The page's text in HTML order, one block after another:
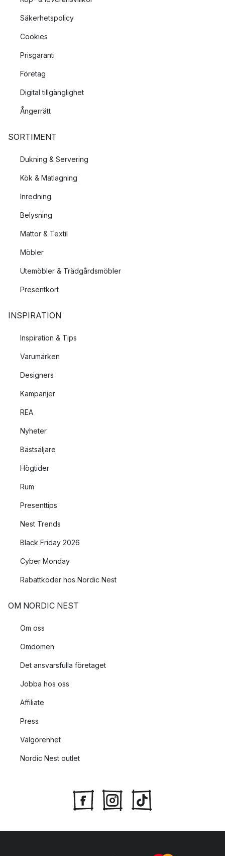
Säkerhetspolicy
Cookies
Prisgaranti
Företag
Digital tillgänglighet
Ångerrätt
SORTIMENT
Dukning & Servering
Kök & Matlagning
Inredning
Belysning
Mattor & Textil
Möbler
Utemöbler & Trädgårdsmöbler
Presentkort
INSPIRATION
Inspiration & Tips
Varumärken
Designers
Kampanjer
REA
Nyheter
Bästsäljare
Högtider
Rum
Presenttips
Nest Trends
Black Friday 2026
Cyber Monday
Rabattkoder hos Nordic Nest
OM NORDIC NEST
Om oss
Omdömen
Det ansvarsfulla företaget
Jobba hos oss
Affiliate
Press
Välgörenhet
Nordic Nest outlet